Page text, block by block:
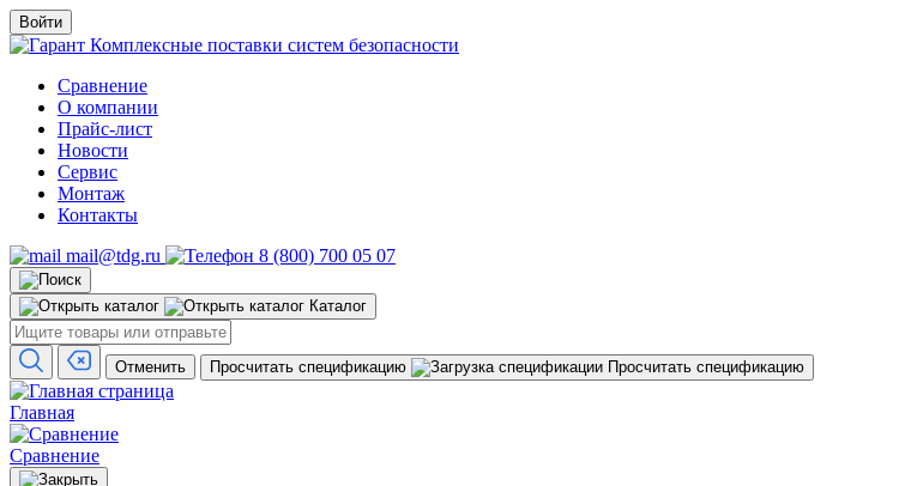
Войти
Комплексные поставки систем безопасности
Сравнение
О компании
Прайс-лист
Новости
Сервис
Монтаж
Контакты
mail@tdg.ru
8 (800) 700 05 07
Каталог
Отменить Просчитать спецификацию Просчитать спецификацию
Главная
Сравнение